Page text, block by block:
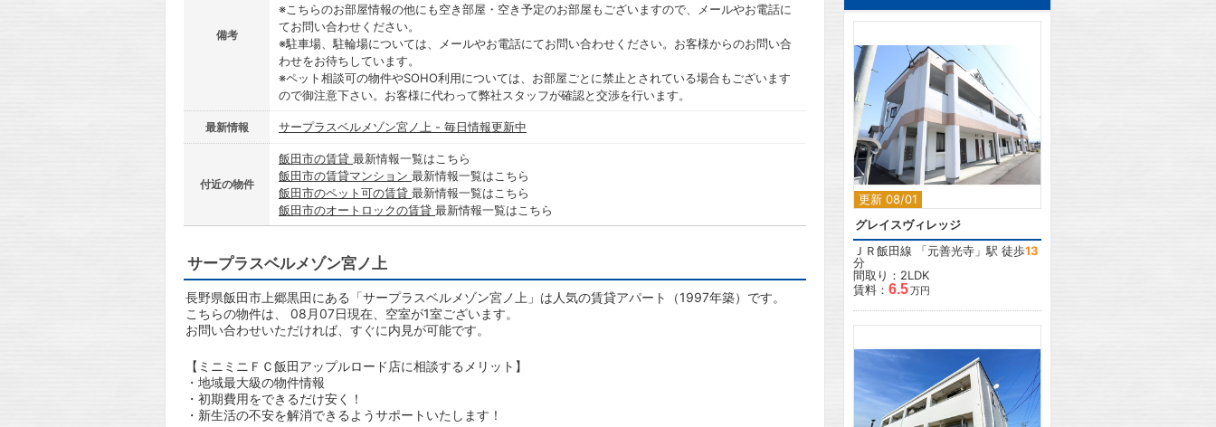
備考
※こちらのお部屋情報の他にも空き部屋・空き予定のお部屋もございますので、メールやお電話に
てお問い合わせください。
※駐車場、駐輪場については、メールやお電話にてお問い合わせください。お客様からのお問い合
わせをお待ちしています。
※ペット相談可の物件やSOHO利用については、お部屋ごとに禁止とされている場合もございます
ので御注意下さい。お客様に代わって弊社スタッフが確認と交渉を行います。
最新情報 サープラスベルメゾン宮ノ上 - 毎日情報更新中
付近の物件
飯田市の賃貸 最新情報一覧はこちら
飯田市の賃貸マンション 最新情報一覧はこちら
飯田市のペット可の賃貸 最新情報一覧はこちら
飯田市のオートロックの賃貸 最新情報一覧はこちら
サープラスベルメゾン宮ノ上
長野県飯田市上郷黒田にある「サープラスベルメゾン宮ノ上」は人気の賃貸アパート（1997年築）です。
こちらの物件は、 08月07日現在、空室が1室ございます。
お問い合わせいただければ、すぐに内見が可能です。
【ミニミニＦＣ飯田アップルロード店に相談するメリット】
・地域最大級の物件情報
・初期費用をできるだけ安く！
・新生活の不安を解消できるようサポートいたします！
更新 08/01
2
グレイスヴィレッジ
ＪＲ飯田線 「元善光寺 」駅 徒歩13
分
間取り：2LDK
賃料： 6.5万円